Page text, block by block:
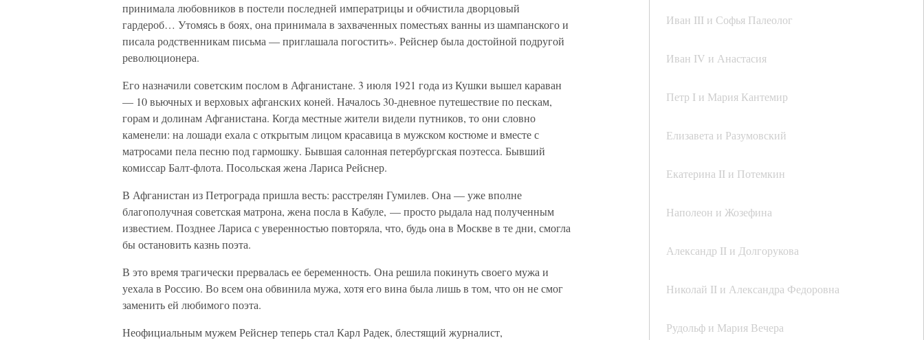
Иван III и Софья Палеолог
Иван IV и Анастасия
Петр I и Мария Кантемир
Елизавета и Разумовский
Екатерина II и Потемкин
Наполеон и Жозефина
Александр II и Долгорукова
Николай II и Александра Федоровна
Рудольф и Мария Вечера
принимала любовников в постели последней императрицы и обчистила дворцовый
гардероб… Утомясь в боях, она принимала в захваченных поместьях ванны из шампанского и
писала родственникам письма — приглашала погостить». Рейснер была достойной подругой
революционера.
Его назначили советским послом в Афганистане. 3 июля 1921 года из Кушки вышел караван
— 10 вьючных и верховых афганских коней. Началось 30-дневное путешествие по пескам,
горам и долинам Афганистана. Когда местные жители видели путников, то они словно
каменели: на лошади ехала с открытым лицом красавица в мужском костюме и вместе с
матросами пела песню под гармошку. Бывшая салонная петербургская поэтесса. Бывший
комиссар Балт-флота. Посольская жена Лариса Рейснер.
В Афганистан из Петрограда пришла весть: расстрелян Гумилев. Она — уже вполне
благополучная советская матрона, жена посла в Кабуле, — просто рыдала над полученным
известием. Позднее Лариса с уверенностью повторяла, что, будь она в Москве в те дни, смогла
бы остановить казнь поэта.
В это время трагически прервалась ее беременность. Она решила покинуть своего мужа и
уехала в Россию. Во всем она обвинила мужа, хотя его вина была лишь в том, что он не смог
заменить ей любимого поэта.
Неофициальным мужем Рейснер теперь стал Карл Радек, блестящий журналист,